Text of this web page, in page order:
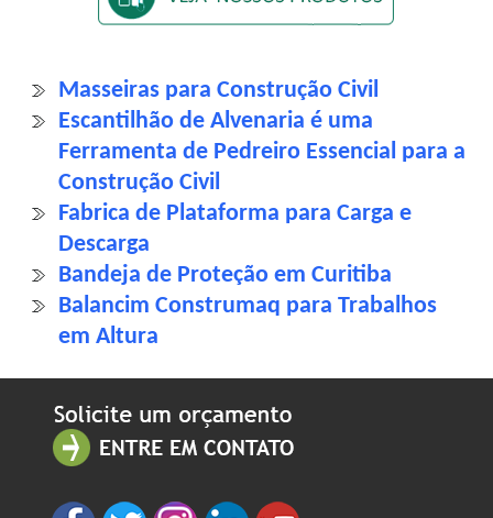
Masseiras para Construção Civil
Escantilhão de Alvenaria é uma
Ferramenta de Pedreiro Essencial para a
Construção Civil
Fabrica de Plataforma para Carga e
Descarga
Bandeja de Proteção em Curitiba
Balancim Construmaq para Trabalhos
em Altura